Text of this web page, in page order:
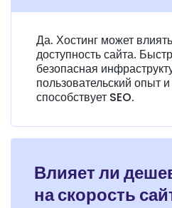
Да. Хостинг может
доступность сайта.
безопасная
пользовательский опыт
способствует SEO.
Влияет ли
на скорость